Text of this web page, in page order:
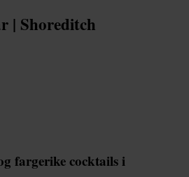
| Shoreditch
fargerike cocktails i